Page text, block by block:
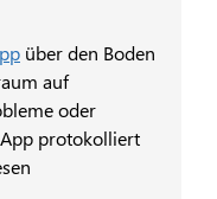
über den Boden
auf
oder
protokolliert